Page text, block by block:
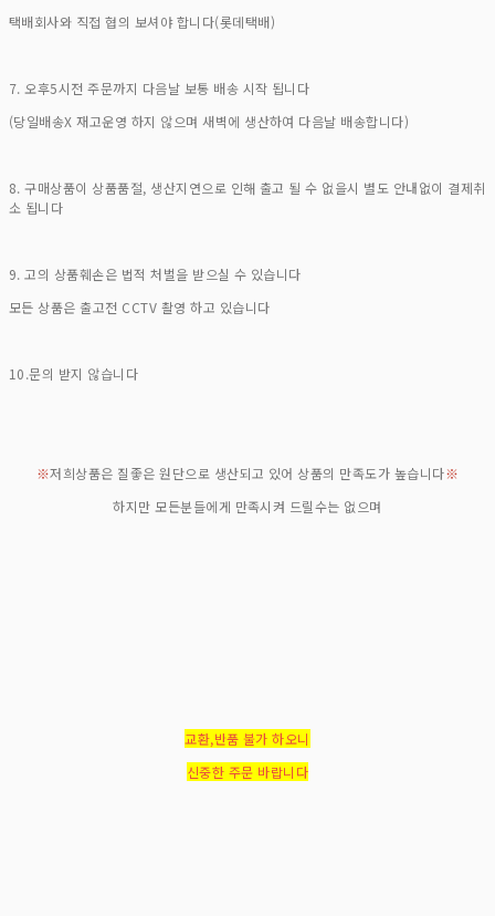
택배회사와 직접 협의 보셔야 합니다(롯데택배)
7. 오후5시전 주문까지 다음날 보통 배송 시작 됩니다
(당일배송X 재고운영 하지 않으며 새벽에 생산하여 다음날 배송합니다)
8. 구매상품이 상품품절, 생산지연으로 인해 출고 될 수 없을시 별도 안내없이 결제취
소 됩니다
9. 고의 상품훼손은 법적 처벌을 받으실 수 있습니다
모든 상품은 출고전 CCTV 촬영 하고 있습니다
10.문의 받지 않습니다
※저희상품은 질좋은 원단으로 생산되고 있어 상품의 만족도가 높습니다※
하지만 모든분들에게 만족시켜 드릴수는 없으며
교환,반품 불가 하오니
신중한 주문 바랍니다